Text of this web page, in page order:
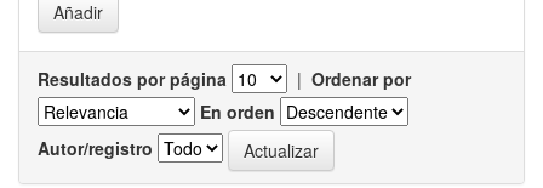
Resultados por página | Ordenar por
En orden
Autor/registro